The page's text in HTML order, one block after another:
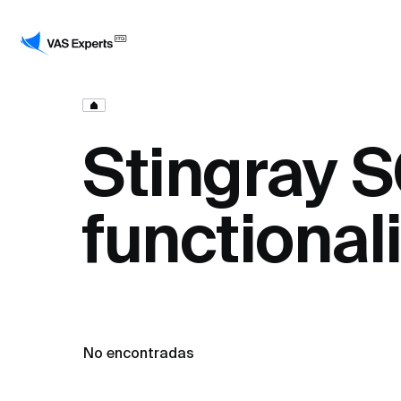
Stingray
No encontradas